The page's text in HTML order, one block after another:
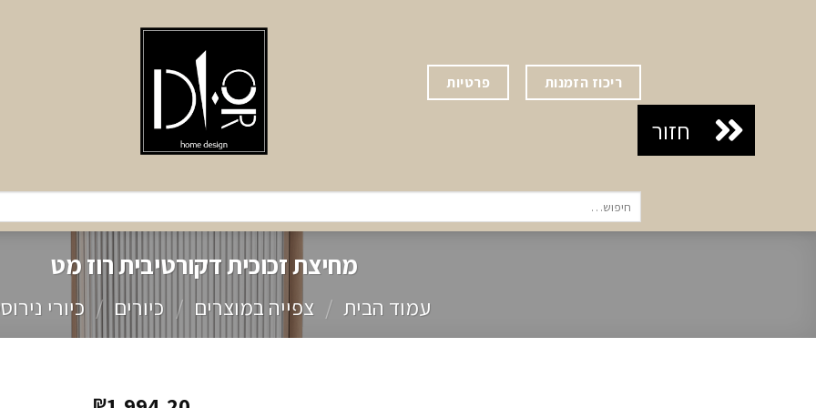
ריכוז הזמנות פרטיות
עבור:
מחיצת זכוכית דקורטיבית רוז מט
עמוד הבית / צפייה במוצרים / כיורים / כיורי
₪